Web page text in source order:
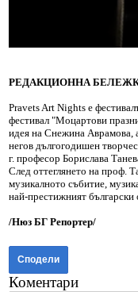
РЕДАКЦИОННА
Pravets Art Nights е
фестивал "Моцартови
идея на Снежина Аврамова,
негов дългогодишен
г. професор Борислава
След оттеглянето на проф.
музикалното събитие,
най-престижният
/Нюз БГ Репортер/
Сподели
Коментари